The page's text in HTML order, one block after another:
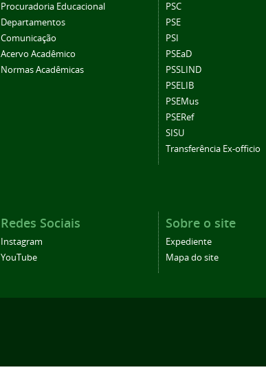
Procuradoria Educacional
Departamentos
Comunicação
Acervo Acadêmico
Normas Acadêmicas
PSC
PSE
PSI
PSEaD
PSSLIND
PSELIB
PSEMus
PSERef
SISU
Transferência Ex-officio
Redes Sociais
Instagram
YouTube
Sobre o site
Expediente
Mapa do site